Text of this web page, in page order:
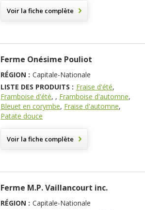
Voir la fiche complète
Ferme Onésime Pouliot
RÉGION : Capitale-Nationale
LISTE DES PRODUITS : Fraise d'été,
Framboise d'été, , Framboise d'automne,
Bleuet en corymbe, Fraise d'automne,
Patate douce
Voir la fiche complète
Ferme M.P. Vaillancourt inc.
RÉGION : Capitale-Nationale